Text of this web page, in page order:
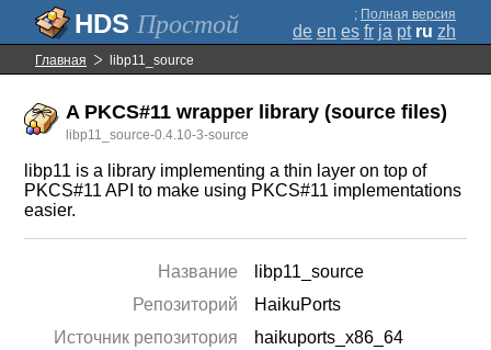
Простой ; Полная версия
de en es fr ja pt ru zh
Главная libp11_source
A PKCS#11 wrapper library (source files)
libp11_source-0.4.10-3-source
libp11 is a library implementing a thin layer on top of
PKCS#11 API to make using PKCS#11 implementations
easier.
Название
libp11_source
Репозиторий
HaikuPorts
Источник репозитория
haikuports_x86_64